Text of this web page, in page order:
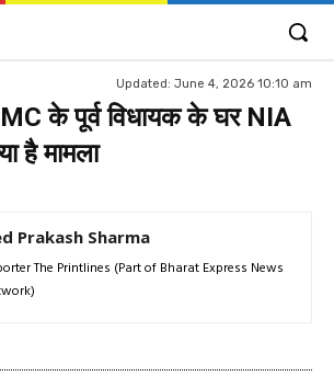
Updated: June 4, 2026 10:10 am
के पूर्व विधायक के घर NIA
है मामला
Prakash Sharma
The Printlines (Part of Bharat Express News